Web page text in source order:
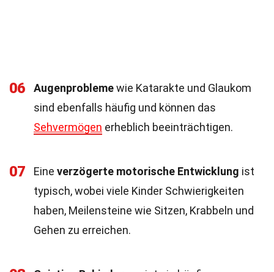
06 Augenproblemewie Katarakte und Glaukom
sind ebenfalls häufig und können das
Sehvermögen erheblich beeinträchtigen.
07 Eine verzögerte motorische Entwicklung ist
typisch, wobei viele Kinder Schwierigkeiten
haben, Meilensteine wie Sitzen, Krabbeln und
Gehen zu erreichen.